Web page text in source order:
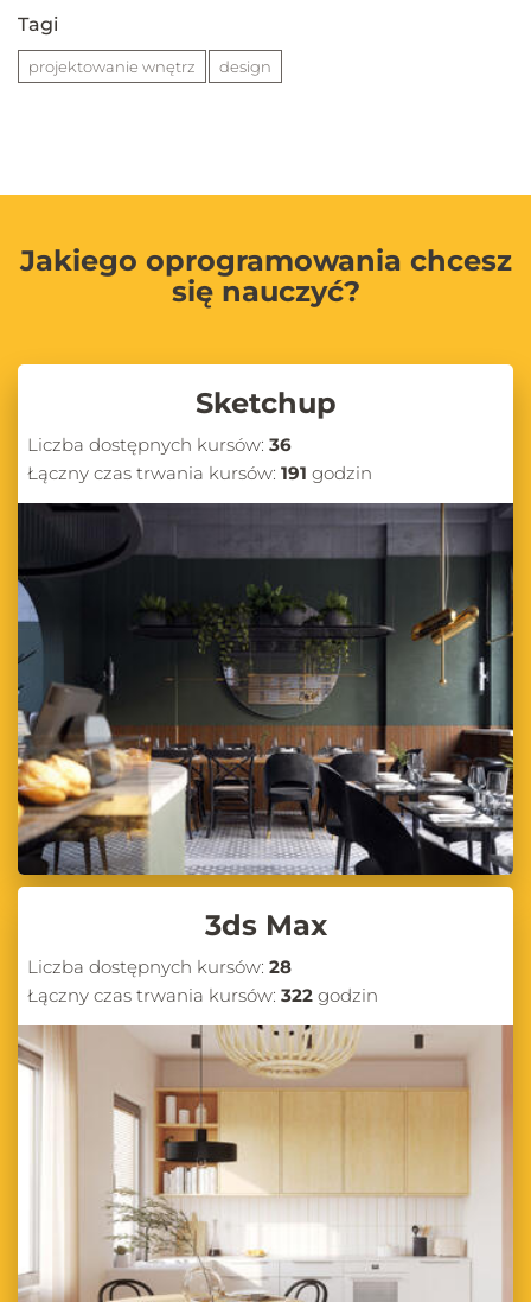
Tagi
projektowanie wnętrz design
Jakiego oprogramowania chcesz
się nauczyć?
Sketchup
Liczba dostępnych kursów: 36
Łączny czas trwania kursów: 191 godzin
3ds Max
Liczba dostępnych kursów: 28
Łączny czas trwania kursów: 322 godzin